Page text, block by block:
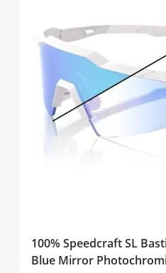
100% Speedcraft SL
Blue Mirror